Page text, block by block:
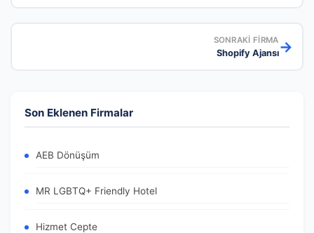
SONRAKI FIRMA
Shopify Ajansı→
Son Eklenen Firmalar
AEB Dönüşüm
MR LGBTQ+ Friendly Hotel
Hizmet Cepte